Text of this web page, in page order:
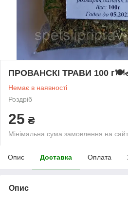
ПРОВАНСКІ ТРАВИ 100
Немає в наявності
Роздріб
25 ₴
Мінімальна сума замовлення на
Опис Доставка Оплата
Опис